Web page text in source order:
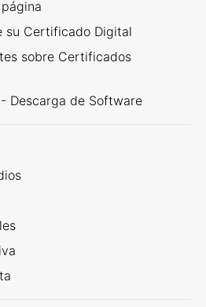
su Certificado Digital
sobre Certificados
Descarga de Software